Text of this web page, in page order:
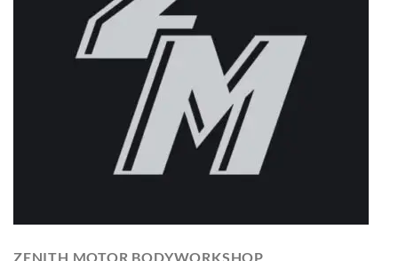
ZENITH MOTOR BODYWORKSHOP